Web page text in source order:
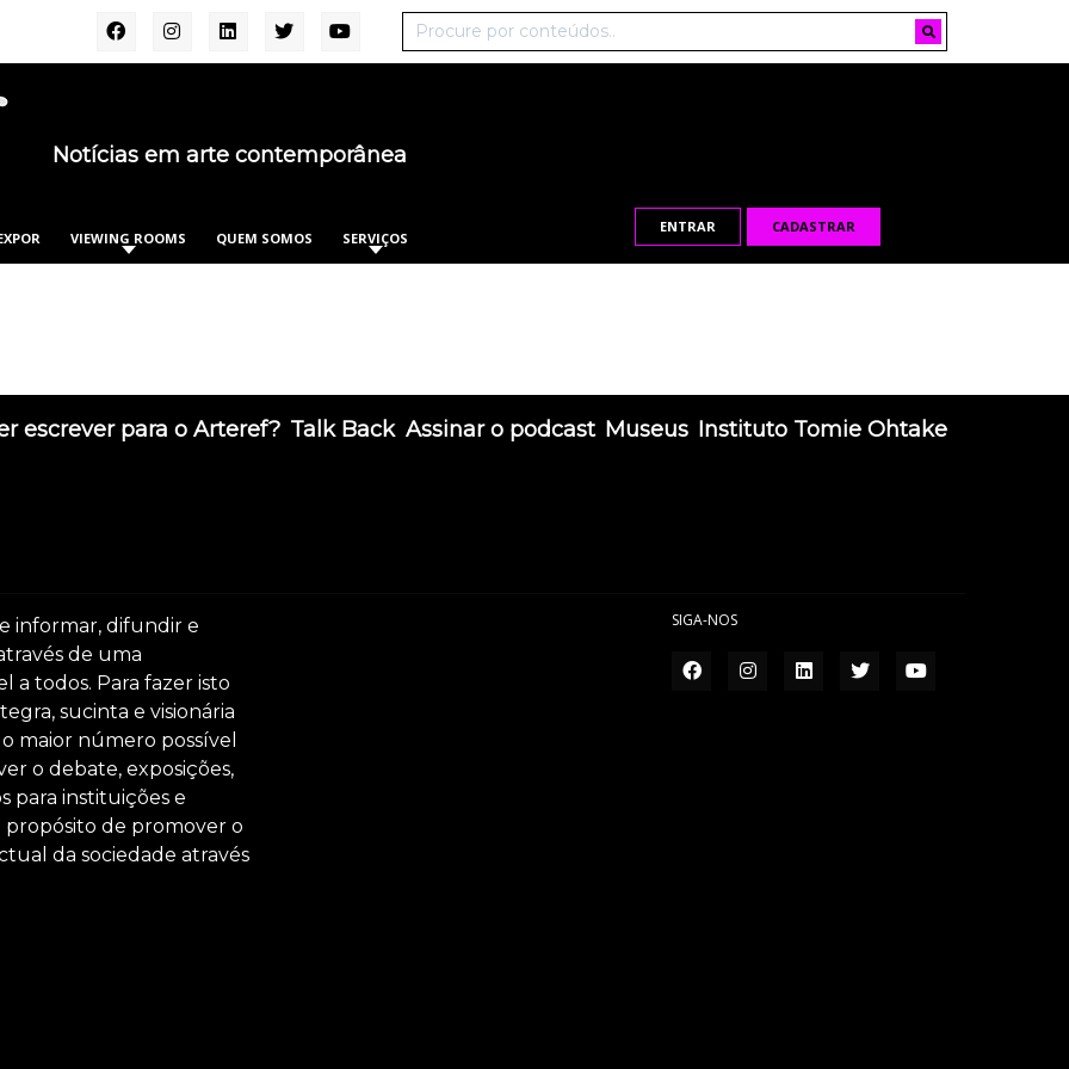
Notícias em arte contemporânea
VIEWING ROOMS QUEM SOMOS SERVIÇOS
ENTRAR CADASTRAR
escrever para o Arteref? Talk Back Assinar o podcast Museus Instituto Tomie Ohtake
informar, difundir e
de uma
a todos. Para fazer isto
sucinta e visionária
maior número possível
o debate, exposições,
para instituições e
propósito de promover o
da sociedade através
SIGA-NOS